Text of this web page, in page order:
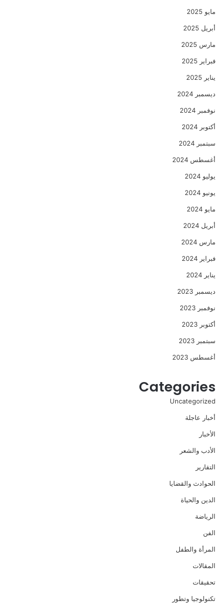
مايو 2025
أبريل 2025
مارس 2025
فبراير 2025
يناير 2025
ديسمبر 2024
نوفمبر 2024
أكتوبر 2024
سبتمبر 2024
أغسطس 2024
يوليو 2024
يونيو 2024
مايو 2024
أبريل 2024
مارس 2024
فبراير 2024
يناير 2024
ديسمبر 2023
نوفمبر 2023
أكتوبر 2023
سبتمبر 2023
أغسطس 2023
Categories
Uncategorized
أخبار عاجلة
الأخبار
الأدب والشعر
التقارير
الحوادث والقضايا
الدين والحياة
الرياضة
الفن
المرأة والطفل
المقالات
تحقيقات
تكنولوجيا وتطور